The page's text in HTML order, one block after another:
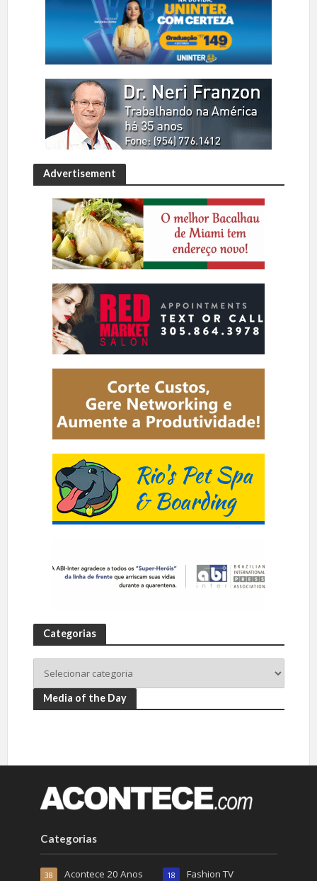
Advertisement
Categorias
Media of the Day
Categorias
Acontece 20 Anos
38 Fashion TV
18